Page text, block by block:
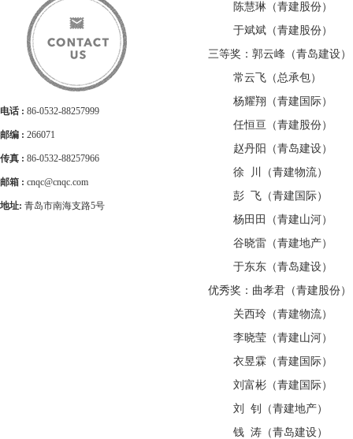
电话 : 86-0532-88257999
邮编 : 266071
传真 : 86-0532-88257966
邮箱 : cnqc@cnqc.com
地址: 青岛市南海支路5号
陈慧琳（青建股份）
于斌斌（青建股份）
三等奖：郭云峰（青岛建设）
常云飞（总承包）
杨耀翔（青建国际）
任恒亘（青建股份）
赵丹阳（青岛建设）
徐 川（青建物流）
彭 飞（青建国际）
杨田田（青建山河）
谷晓雷（青建地产）
于东东（青岛建设）
优秀奖：曲孝君（青建股份）
关西玲（青建物流）
李晓莹（青建山河）
衣昱霖（青建国际）
刘富彬（青建国际）
刘 钊（青建地产）
钱 涛（青岛建设）